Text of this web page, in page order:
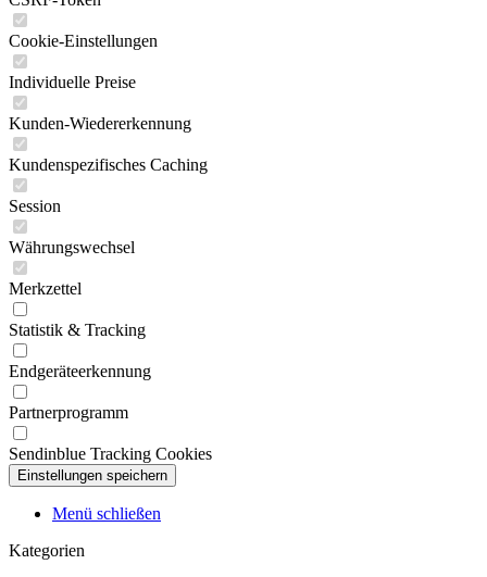
Cookie-Einstellungen
Individuelle Preise
Kunden-Wiedererkennung
Kundenspezifisches Caching
Session
Währungswechsel
Merkzettel
Statistik & Tracking
Endgeräteerkennung
Partnerprogramm
Sendinblue Tracking Cookies
Menü schließen
Kategorien